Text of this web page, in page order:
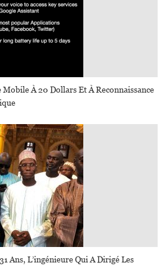
Mobile À 20 Dollars Et À Reconnaissance
Ans, L’ingénieure Qui A Dirigé Les